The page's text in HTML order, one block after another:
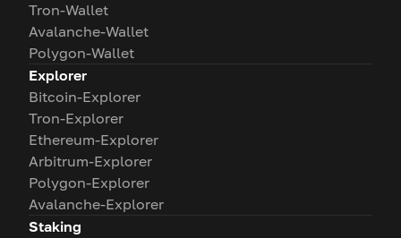
Tron-Wallet
Avalanche-Wallet
Polygon-Wallet
Explorer
Bitcoin-Explorer
Tron-Explorer
Ethereum-Explorer
Arbitrum-Explorer
Polygon-Explorer
Avalanche-Explorer
Staking